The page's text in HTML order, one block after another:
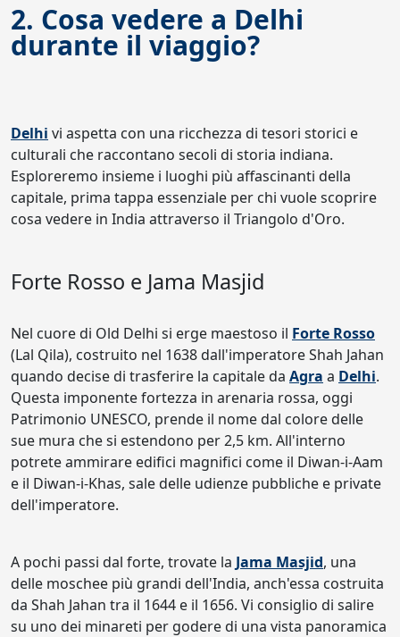
2. Cosa vedere a Delhi
durante il viaggio?
Delhi vi aspetta con una ricchezza di tesori storici e
culturali che raccontano secoli di storia indiana.
Esploreremo insieme i luoghi più affascinanti della
capitale, prima tappa essenziale per chi vuole scoprire
cosa vedere in India attraverso il Triangolo d'Oro.
Forte Rosso e Jama Masjid
Nel cuore di Old Delhi si erge maestoso il Forte Rosso
(Lal Qila), costruito nel 1638 dall'imperatore Shah Jahan
quando decise di trasferire la capitale da Agra a Delhi.
Questa imponente fortezza in arenaria rossa, oggi
Patrimonio UNESCO, prende il nome dal colore delle
sue mura che si estendono per 2,5 km. All'interno
potrete ammirare edifici magnifici come il Diwan-i-Aam
e il Diwan-i-Khas, sale delle udienze pubbliche e private
dell'imperatore.
A pochi passi dal forte, trovate la Jama Masjid, una
delle moschee più grandi dell'India, anch'essa costruita
da Shah Jahan tra il 1644 e il 1656. Vi consiglio di salire
su uno dei minareti per godere di una vista panoramica